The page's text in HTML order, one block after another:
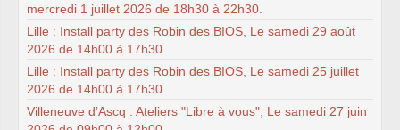
mercredi 1 juillet 2026 de 18h30 à 22h30.
Lille : Install party des Robin des BIOS, Le samedi 29 août
2026 de 14h00 à 17h30.
Lille : Install party des Robin des BIOS, Le samedi 25 juillet
2026 de 14h00 à 17h30.
Villeneuve d’Ascq : Ateliers "Libre à vous", Le samedi 27 juin